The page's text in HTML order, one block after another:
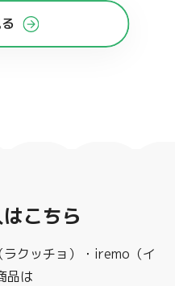
こちら
クッチョ）・iremo（イ
品は